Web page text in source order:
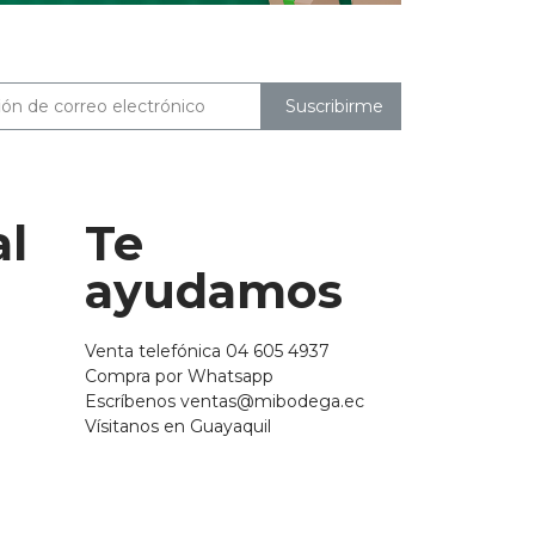
Suscribirme
Te
ayudamos
Venta telefónica 04 605 4937
Compra por Whatsapp
Escríbenos ventas@mibodega.ec
Vísitanos en Guayaquil